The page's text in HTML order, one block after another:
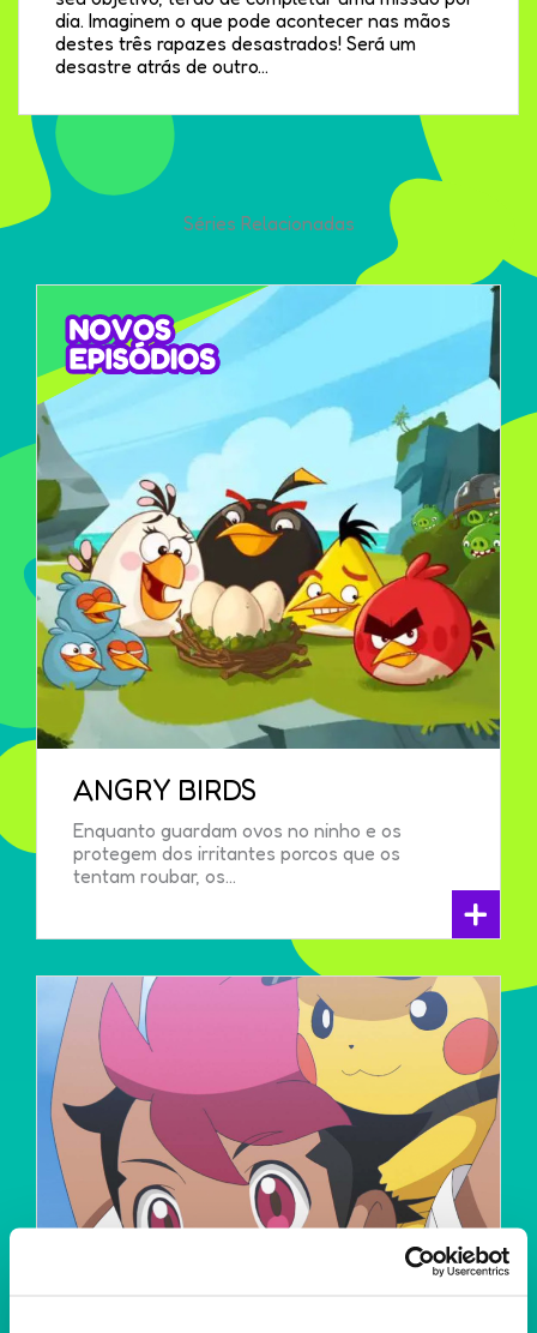
dia. Imaginem o que pode acontecer nas mãos
destes três rapazes desastrados! Será um
desastre atrás de outro…
Séries Relacionadas
ANGRY BIRDS
Enquanto guardam ovos no ninho e os
protegem dos irritantes porcos que os
tentam roubar, os...
+